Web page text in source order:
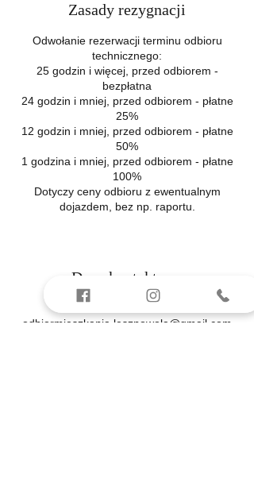
Zasady rezygnacji
Odwołanie rezerwacji terminu odbioru
technicznego:
25 godzin i więcej, przed odbiorem -
bezpłatna
24 godzin i mniej, przed odbiorem - płatne
25%
12 godzin i mniej, przed odbiorem - płatne
50%
1 godzina i mniej, przed odbiorem - płatne
100%
Dotyczy ceny odbioru z ewentualnym
dojazdem, bez np. raportu.
Dane kontaktowe
odbiormieszkania.lesznowola@gmail.com